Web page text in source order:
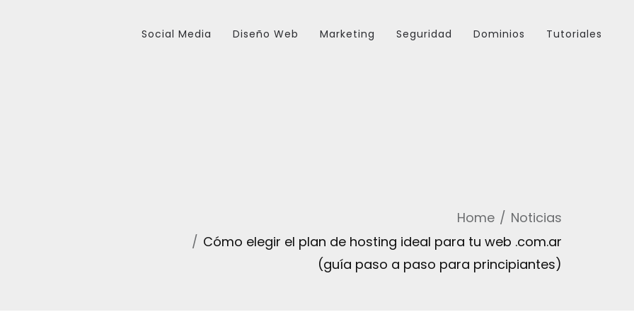
Social Media Diseño Web Marketing Seguridad Dominios Tutoriales
Home
Noticias
Cómo elegir el plan de hosting ideal para tu web .com.ar
(guía paso a paso para principiantes)